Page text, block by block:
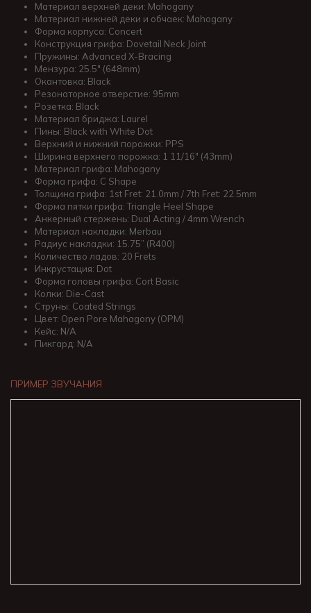
Материал верхней деки: Mahogany
Материал нижней деки и обчаек: Mahogany
Форма корпуса: Concert
Конструкция грифа: Dovetail Neck Joint
Пружины: Advanced X-Bracing
Мензура: 25.5″ (648mm)
Окантовка: Black
Резонаторное отверстие: 95mm
Розетка: Black
Материал бриджа: Laurel
Пины: Black with White Dot
Верхний и нижний порожки: PPS
Ширина верхнего порожка: 1 11/16″ (43mm)
Материал грифа: Mahogany
Форма грифа: C Shape
Толщина грифа: 1st Fret: 21.0mm / 7th Fret: 22.5mm
Форма пятки грифа: Triangle Heel Shape
Анкерный стержень: Dual Acting / 4mm Wrench
Материал накладки: Merbau
Радиус накладки: 15.75” (R400)
Количество ладов: 20 Frets
Инкрустация: Dot
Форма головы грифа: Cort Basic
Колки: Die-Cast
Струны: Coated Strings
Цвет: Open Pore Mahagony (OPM)
Кейс: N/A
Пикгард: N/A
ПРИМЕР ЗВУЧАНИЯ